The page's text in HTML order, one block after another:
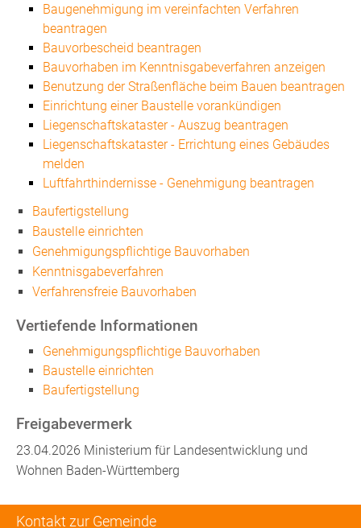
Kontakt zur Gemeinde
Baufertigstellung
Baustelle einrichten
Genehmigungspflichtige Bauvorhaben
Kenntnisgabeverfahren
Verfahrensfreie Bauvorhaben
Vertiefende Informationen
Genehmigungspflichtige Bauvorhaben
Baustelle einrichten
Baufertigstellung
Baugenehmigung im vereinfachten Verfahren
beantragen
Bauvorbescheid beantragen
Bauvorhaben im Kenntnisgabeverfahren anzeigen
Benutzung der Straßenfläche beim Bauen beantragen
Einrichtung einer Baustelle vorankündigen
Liegenschaftskataster - Auszug beantragen
Liegenschaftskataster - Errichtung eines Gebäudes
melden
Luftfahrthindernisse - Genehmigung beantragen
Freigabevermerk
23.04.2026 Ministerium für Landesentwicklung und
Wohnen Baden-Württemberg